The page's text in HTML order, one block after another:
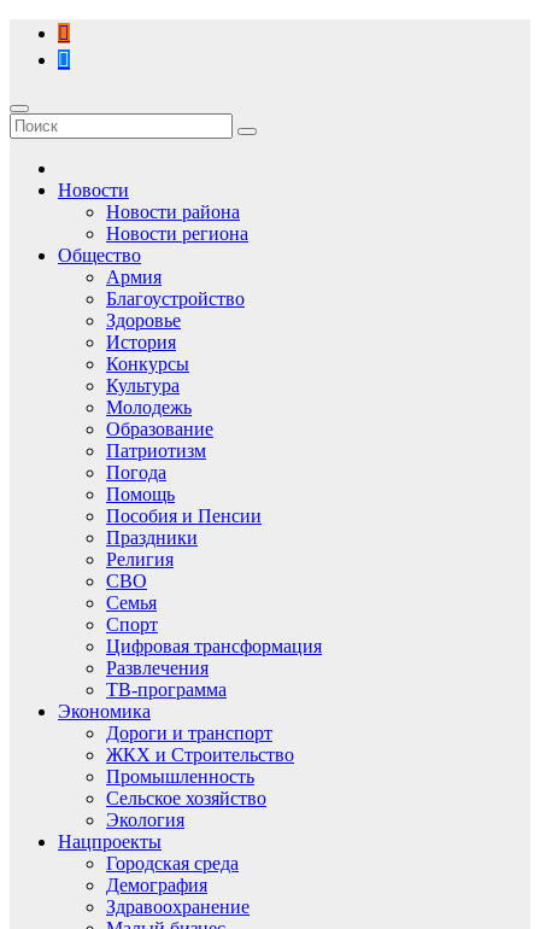
Перейти
содержимому
Новости
Новости района
Новости региона
Общество
Армия
Благоустройство
Здоровье
История
Конкурсы
Культура
Молодежь
Образование
Патриотизм
Погода
Помощь
Пособия и Пенсии
Праздники
Религия
СВО
Семья
Спорт
Цифровая трансформация
Развлечения
ТВ-программа
Экономика
Дороги и транспорт
ЖКХ и Строительство
Промышленность
Сельское хозяйство
Экология
Нацпроекты
Городская среда
Демография
Здравоохранение